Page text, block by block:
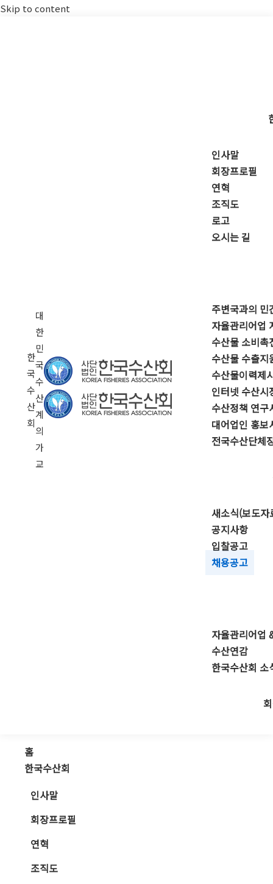
Skip to content
한
국
수
산
회
대
한
민
국
수
산
계
의
가
교
인사말
회장프로필
연혁
조직도
로고
오시는 길
주변국과의 민
자율관리어업
수산물 소비촉
수산물 수출지
수산물이력제
인터넷 수산시
수산정책 연구
대어업인 홍보
전국수산단체
새소식(보도자
공지사항
입찰공고
채용공고
자율관리어업
수산연감
한국수산회 소
홈
한국수산회
인사말
회장프로필
연혁
조직도